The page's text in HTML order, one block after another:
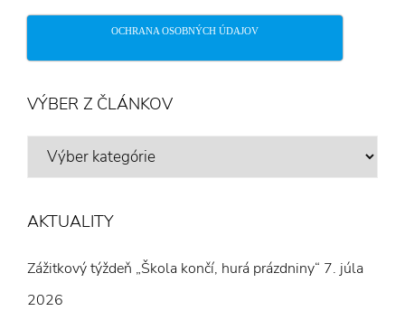
OCHRANA OSOBNÝCH ÚDAJOV
VÝBER Z ČLÁNKOV
VÝBER
AKTUALITY
Zážitkový týždeň „Škola končí, hurá prázdniny“ 7. júla
2026